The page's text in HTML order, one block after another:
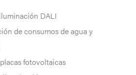
DALI
de consumos de agua y
fotovoltaicas